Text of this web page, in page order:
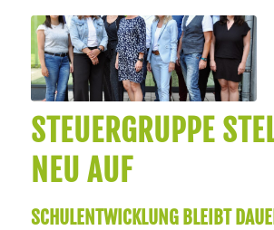
STEUERGRUPPE
NEU AUF
SCHULENTWICKLUNG BLEIBT